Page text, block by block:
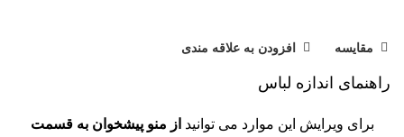
مقایسه افزودن به علاقه مندی
راهنمای اندازه لباس
برای ویرایش این موارد می توانید از منو پیشخوان به قسمت